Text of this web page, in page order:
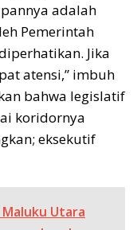
adalah
Pemerintah
Jika
atensi,” imbuh
bahwa legislatif
koridornya
eksekutif
Maluku Utara